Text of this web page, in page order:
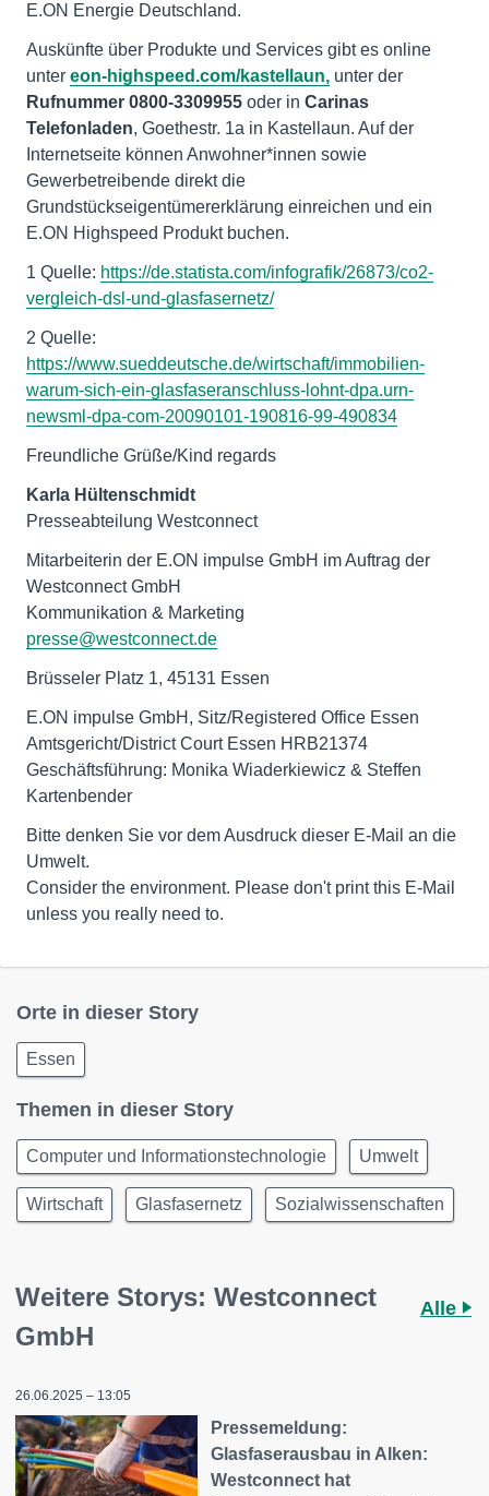
E.ON Energie Deutschland.
Auskünfte über Produkte und Services gibt es online
unter eon-highspeed.com/kastellaun, unter der
Rufnummer 0800-3309955 oder in Carinas
Telefonladen, Goethestr. 1a in Kastellaun. Auf der
Internetseite können Anwohner*innen sowie
Gewerbetreibende direkt die
Grundstückseigentümererklärung einreichen und ein
E.ON Highspeed Produkt buchen.
1 Quelle: https://de.statista.com/infografik/26873/co2-
vergleich-dsl-und-glasfasernetz/
2 Quelle:
https://www.sueddeutsche.de/wirtschaft/immobilien-
warum-sich-ein-glasfaseranschluss-lohnt-dpa.urn-
newsml-dpa-com-20090101-190816-99-490834
Freundliche Grüße/Kind regards
Karla Hültenschmidt
Presseabteilung Westconnect
Mitarbeiterin der E.ON impulse GmbH im Auftrag der
Westconnect GmbH
Kommunikation & Marketing
presse@westconnect.de
Brüsseler Platz 1, 45131 Essen
E.ON impulse GmbH, Sitz/Registered Office Essen
Amtsgericht/District Court Essen HRB21374
Geschäftsführung: Monika Wiaderkiewicz & Steffen
Kartenbender
Bitte denken Sie vor dem Ausdruck dieser E-Mail an die
Umwelt.
Consider the environment. Please don't print this E-Mail
unless you really need to.
Orte in dieser Story
Essen
Themen in dieser Story
Computer und Informationstechnologie Umwelt
Wirtschaft Glasfasernetz Sozialwissenschaften
Weitere Storys: Westconnect
GmbH
Alle
26.06.2025 – 13:05
Pressemeldung:
Glasfaserausbau in Alken:
Westconnect hat